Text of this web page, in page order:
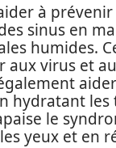
à
sinus en
humides.
aux virus et
hydratant les
le
yeux et en